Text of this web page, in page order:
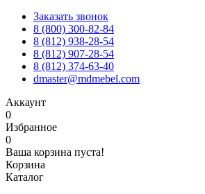
Заказать звонок
8 (800) 300-82-84
8 (812) 938-28-54
8 (812) 907-28-54
8 (812) 374-63-40
dmaster@mdmebel.com
Аккаунт
0
Избранное
0
Ваша корзина пуста!
Корзина
Каталог